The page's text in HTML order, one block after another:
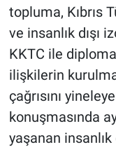
topluma, Kıbrıs
ve insanlık dışı
KKTC ile
ilişkilerin
çağrısını
konuşmasında
yaşanan